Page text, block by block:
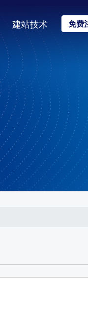
建站技术 免费